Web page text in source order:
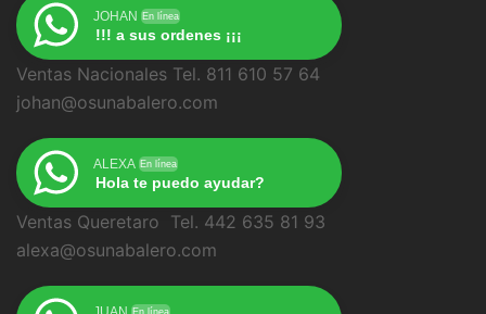
JOHAN En línea
!!! a sus ordenes ¡¡¡
Ventas Nacionales Tel. 811 610 57 64
johan@osunabalero.com
ALEXA En línea
Hola te puedo ayudar?
Ventas Queretaro Tel. 442 635 81 93
alexa@osunabalero.com